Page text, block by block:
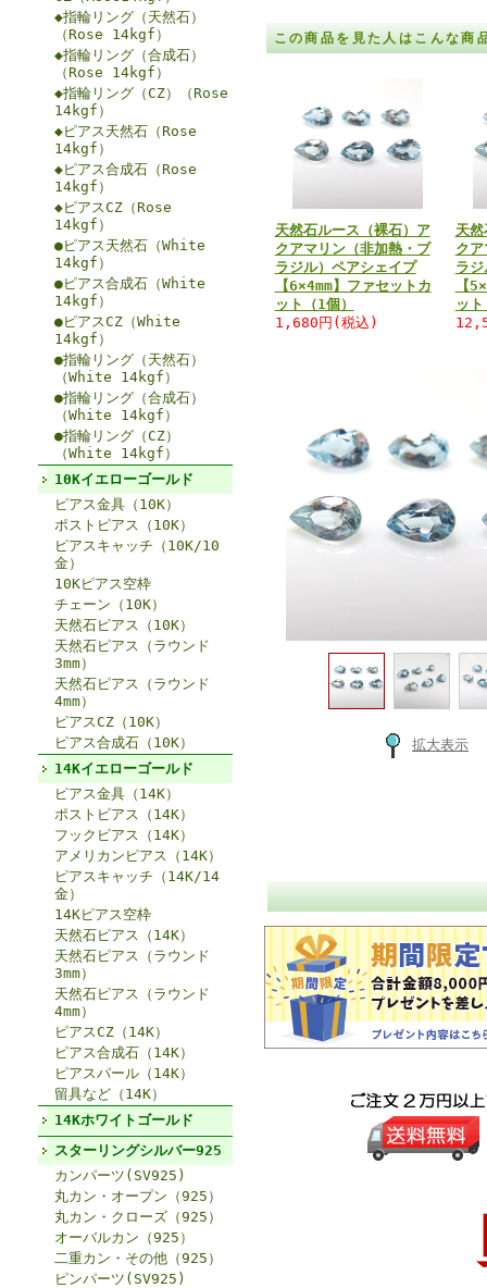
◆指輪リング（天然石）
（Rose 14kgf）
◆指輪リング（合成石）
（Rose 14kgf）
◆指輪リング（CZ）（Rose
14kgf）
◆ピアス天然石（Rose
14kgf）
◆ピアス合成石（Rose
14kgf）
◆ピアスCZ（Rose
14kgf）
●ピアス天然石（White
14kgf）
●ピアス合成石（White
14kgf）
●ピアスCZ（White
14kgf）
●指輪リング（天然石）
（White 14kgf）
●指輪リング（合成石）
（White 14kgf）
●指輪リング（CZ）
（White 14kgf）
10Kイエローゴールド
ピアス金具（10K）
ポストピアス（10K）
ピアスキャッチ（10K/10
金）
10Kピアス空枠
チェーン（10K）
天然石ピアス（10K）
天然石ピアス（ラウンド
3mm）
天然石ピアス（ラウンド
4mm）
ピアスCZ（10K）
ピアス合成石（10K）
14Kイエローゴールド
ピアス金具（14K）
ポストピアス（14K）
フックピアス（14K）
アメリカンピアス（14K）
ピアスキャッチ（14K/14
金）
14Kピアス空枠
天然石ピアス（14K）
天然石ピアス（ラウンド
3mm）
天然石ピアス（ラウンド
4mm）
ピアスCZ（14K）
ピアス合成石（14K）
ピアスパール（14K）
留具など（14K）
14Kホワイトゴールド
スターリングシルバー925
カンパーツ(SV925)
丸カン・オープン（925）
丸カン・クローズ（925）
オーバルカン（925）
二重カン・その他（925）
ピンパーツ(SV925)
この商品を見た人はこんな商
天然石ルース（裸石）ア
クアマリン（非加熱・ブ
ラジル）ペアシェイプ
【6×4mm】ファセットカ
ット（1個）
1,680円(税込)
天
ク
ラ
【
ッ
拡大表示